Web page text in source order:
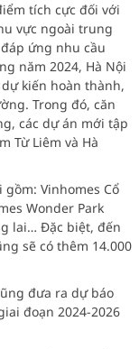
tích cực đối với
vực ngoài trung
ứng nhu cầu
năm 2024, Hà Nội
kiến hoàn thành,
Trong đó, căn
các dự án mới tập
Từ Liêm và Hà
Vinhomes Cổ
Wonder Park
lai… Đặc biệt, đến
sẽ có thêm 14.000
đưa ra dự báo
đoạn 2024-2026